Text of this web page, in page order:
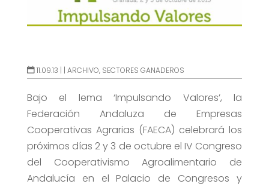
11.09.13 | | ARCHIVO, SECTORES GANADEROS
Bajo el lema ‘Impulsando Valores’, la
Federación Andaluza de Empresas
Cooperativas Agrarias (FAECA) celebrará los
próximos días 2 y 3 de octubre el IV Congreso
del Cooperativismo Agroalimentario de
Andalucía en el Palacio de Congresos y